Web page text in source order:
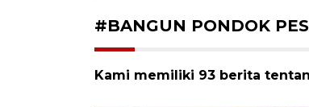
#BANGUN PONDOK
Kami memiliki 93 berita